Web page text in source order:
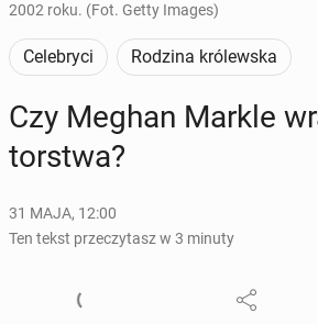
2002 roku. (Fot. Getty Images)
Celebryci Rodzina królewska
Czy Meghan Markle
tor­stwa?
31 MAJA, 12:00
Ten tekst przeczytasz w 3 minuty